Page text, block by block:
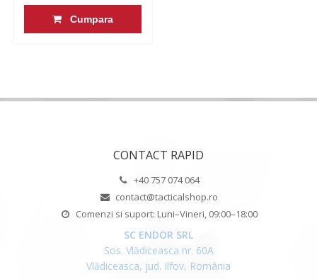
Cumpara
CONTACT RAPID
+40 757 074 064
contact@tacticalshop.ro
Comenzi si suport: Luni–Vineri, 09:00–18:00
SC ENDOR SRL
Sos. Vlădiceasca nr. 60A
Vlădiceasca, jud. Ilfov, România